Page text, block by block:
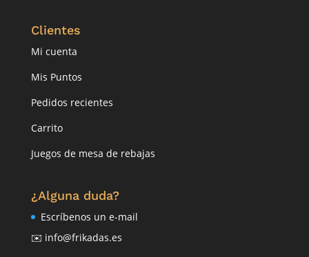
Clientes
Mi cuenta
Mis Puntos
Pedidos recientes
Carrito
Juegos de mesa de rebajas
¿Alguna duda?
Escríbenos un e-mail
✉️ info@frikadas.es